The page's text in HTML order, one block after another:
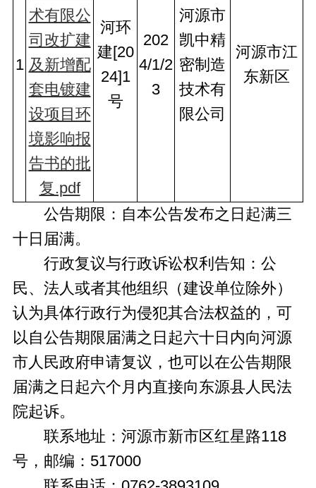
1
术有限公
司改扩建
及新增配
套电镀建
设项目环
境影响报
告书的批
复.pdf
河环
建[20
24]1
号
202
4/1/2
3
河源市
凯中精
密制造
技术有
限公司
河源市江
东新区
公告期限：自本公告发布之日起满三
十日届满。
行政复议与行政诉讼权利告知：公
民、法人或者其他组织（建设单位除外）
认为具体行政行为侵犯其合法权益的，可
以自公告期限届满之日起六十日内向河源
市人民政府申请复议，也可以在公告期限
届满之日起六个月内直接向东源县人民法
院起诉。
联系地址：河源市新市区红星路118
号，邮编：517000